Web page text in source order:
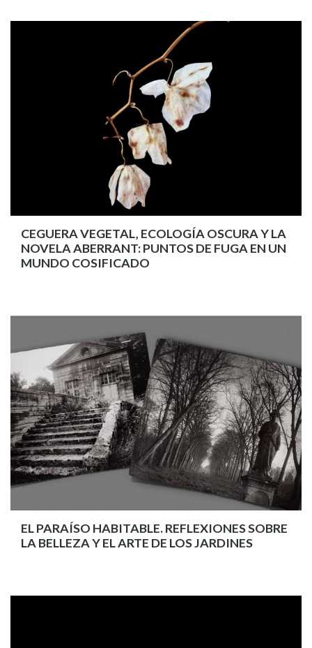
CEGUERA VEGETAL, ECOLOGÍA OSCURA Y LA
NOVELA ABERRANT: PUNTOS DE FUGA EN UN
MUNDO COSIFICADO
EL PARAÍSO HABITABLE. REFLEXIONES SOBRE
LA BELLEZA Y EL ARTE DE LOS JARDINES